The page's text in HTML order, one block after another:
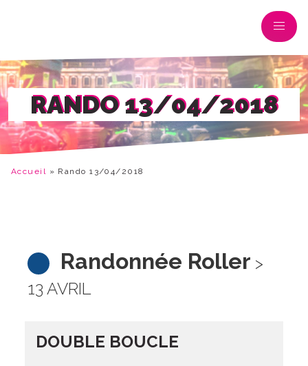
RANDO 13/04/2018
Accueil » Rando 13/04/2018
Randonnée Roller >
13 AVRIL
DOUBLE BOUCLE